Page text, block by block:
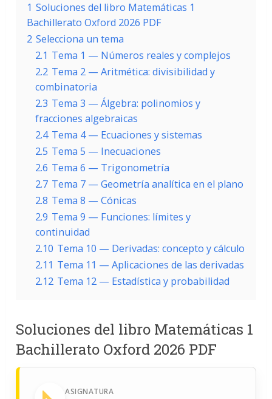
1 Soluciones del libro Matemáticas 1
Bachillerato Oxford 2026 PDF
2 Selecciona un tema
2.1 Tema 1 — Números reales y complejos
2.2 Tema 2 — Aritmética: divisibilidad y
combinatoria
2.3 Tema 3 — Álgebra: polinomios y
fracciones algebraicas
2.4 Tema 4 — Ecuaciones y sistemas
2.5 Tema 5 — Inecuaciones
2.6 Tema 6 — Trigonometría
2.7 Tema 7 — Geometría analítica en el plano
2.8 Tema 8 — Cónicas
2.9 Tema 9 — Funciones: límites y
continuidad
2.10 Tema 10 — Derivadas: concepto y cálculo
2.11 Tema 11 — Aplicaciones de las derivadas
2.12 Tema 12 — Estadística y probabilidad
Soluciones del libro Matemáticas 1
Bachillerato Oxford 2026 PDF
ASIGNATURA